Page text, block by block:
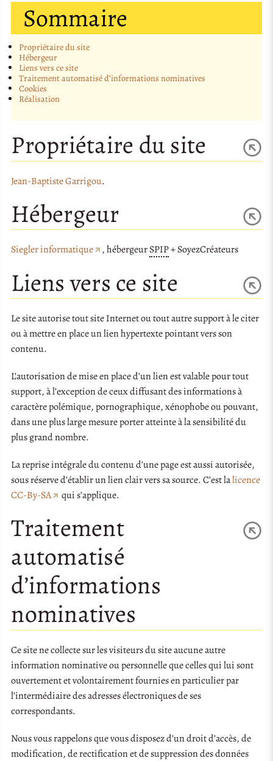
Sommaire
Propriétaire du site
Hébergeur
Liens vers ce site
Traitement automatisé d’informations nominatives
Cookies
Réalisation
Propriétaire du site
Jean-Baptiste Garrigou.
Hébergeur
Siegler informatique , hébergeurSPIP+ SoyezCréateurs
Liens vers ce site
Le site autorise tout site Internet ou tout autre support à le citer
ou à mettre en place un lien hypertexte pointant vers son
contenu.
L’autorisation de mise en place d’un lien est valable pour tout
support, à l’exception de ceux diffusant des informations à
caractère polémique, pornographique, xénophobe ou pouvant,
dans une plus large mesure porter atteinte à la sensibilité du
plus grand nombre.
La reprise intégrale du contenu d’une page est aussi autorisée,
sous réserve d’établir un lien clair vers sa source. C’est lalicence
CC-By-SA
qui s’applique.
Traitement
automatisé
d’informations
nominatives
Ce site ne collecte sur les visiteurs du site aucune autre
information nominative ou personnelle que celles qui lui sont
ouvertement et volontairement fournies en particulier par
l’intermédiaire des adresses électroniques de ses
correspondants.
Nous vous rappelons que vous disposez d’un droit d’accès, de
modification, de rectification et de suppression des données